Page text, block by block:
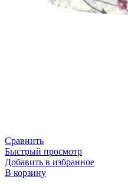
Сравнить
Быстрый просмотр
Добавить в избранное
В корзину